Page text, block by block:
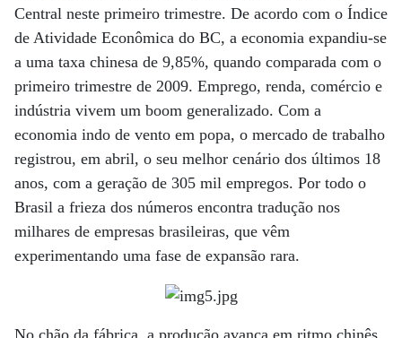
Central neste primeiro trimestre. De acordo com o Índice
de Atividade Econômica do BC, a economia expandiu-se
a uma taxa chinesa de 9,85%, quando comparada com o
primeiro trimestre de 2009. Emprego, renda, comércio e
indústria vivem um boom generalizado. Com a
economia indo de vento em popa, o mercado de trabalho
registrou, em abril, o seu melhor cenário dos últimos 18
anos, com a geração de 305 mil empregos. Por todo o
Brasil a frieza dos números encontra tradução nos
milhares de empresas brasileiras, que vêm
experimentando uma fase de expansão rara.
No chão da fábrica, a produção avança em ritmo chinês.